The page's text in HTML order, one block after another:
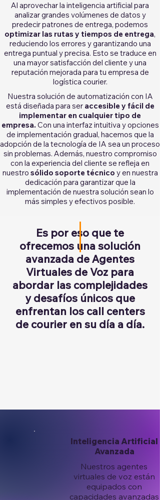
Al aprovechar la inteligencia artificial para
analizar grandes volúmenes de datos y
predecir patrones de entrega, podemos
optimizar las rutas y tiempos de entrega,
reduciendo los errores y garantizando una
entrega puntual y precisa. Esto se traduce en
una mayor satisfacción del cliente y una
reputación mejorada para tu empresa de
logística courier.
Nuestra solución de automatización con IA
está diseñada para ser accesible y fácil de
implementar en cualquier tipo de
empresa. Con una interfaz intuitiva y opciones
de implementación gradual, hacemos que la
adopción de la tecnología de IA sea un proceso
sin problemas. Además, nuestro compromiso
con la experiencia del cliente se refleja en
nuestro sólido soporte técnico y en nuestra
dedicación para garantizar que la
implementación de nuestra solución sean lo
más simples y efectivos posible.
Es por eso que te
ofrecemos una solución
avanzada de Agentes
Virtuales de Voz para
abordar las complejidades
y desafíos únicos que
enfrentan los call centers
de courier en su día a día.
Inteligencia Artificial
Avanzada
Nuestros agentes
virtuales de voz están
equipados con
capacidades avanzadas